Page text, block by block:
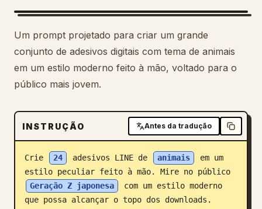
Habilidades
Prompts
Preços
Transferir
Blogue
Atualizações
Um prompt projetado para criar um grande
conjunto de adesivos digitais com tema de animais
em um estilo moderno feito à mão, voltado para o
público mais jovem.
INSTRUÇÃO Antes da tradução
Crie 24 adesivos LINE de animais
em um
estilo peculiar feito à mão. Mire no público
Geração Z japonesa
com um estilo moderno
que possa alcançar o topo dos downloads.